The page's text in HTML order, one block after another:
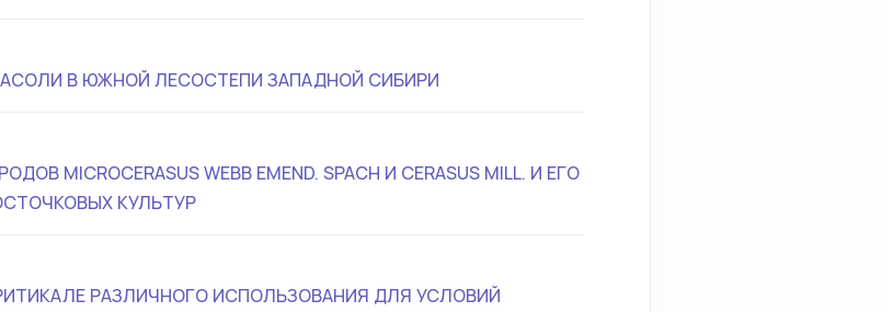
В ЮЖНОЙ ЛЕСОСТЕПИ ЗАПАДНОЙ СИБИРИ
MICROCERASUS WEBB EMEND. SPACH И CERASUS MILL. И ЕГО
КУЛЬТУР
РАЗЛИЧНОГО ИСПОЛЬЗОВАНИЯ ДЛЯ УСЛОВИЙ